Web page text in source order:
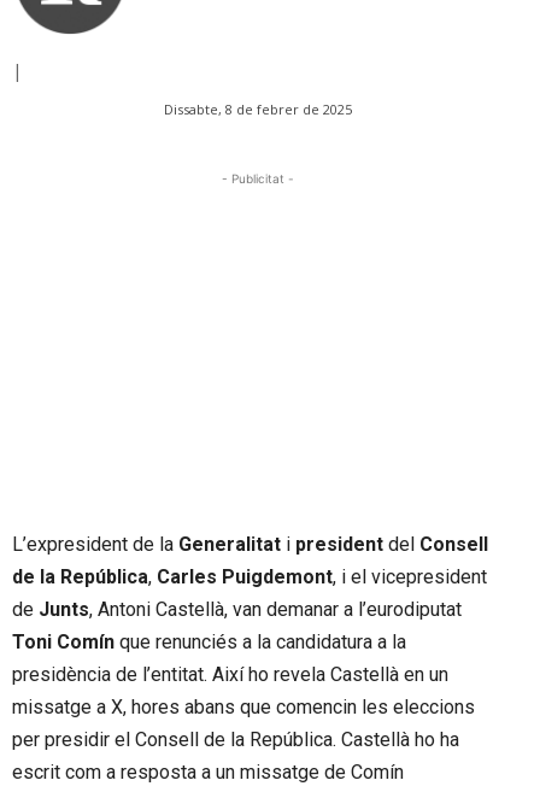
|
Dissabte, 8 de febrer de 2025
- Publicitat -
L’expresident de la Generalitat i president del Consell
de la República, Carles Puigdemont, i el vicepresident
de Junts, Antoni Castellà, van demanar a l’eurodiputat
Toni Comín que renunciés a la candidatura a la
presidència de l’entitat. Així ho revela Castellà en un
missatge a X, hores abans que comencin les eleccions
per presidir el Consell de la República. Castellà ho ha
escrit com a resposta a un missatge de Comín